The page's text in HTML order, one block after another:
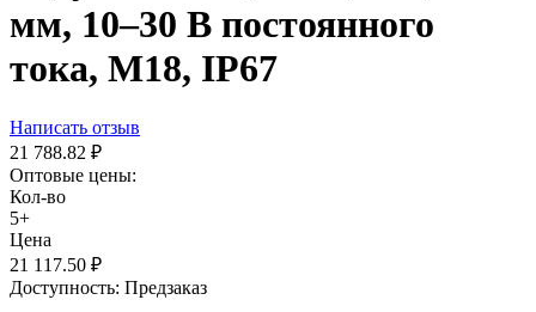
мм, 10–30 В постоянного
тока, М18, IP67
Написать отзыв
21 788.82 ₽
Оптовые цены:
Кол-во
5+
Цена
21 117.50 ₽
Доступность: Предзаказ